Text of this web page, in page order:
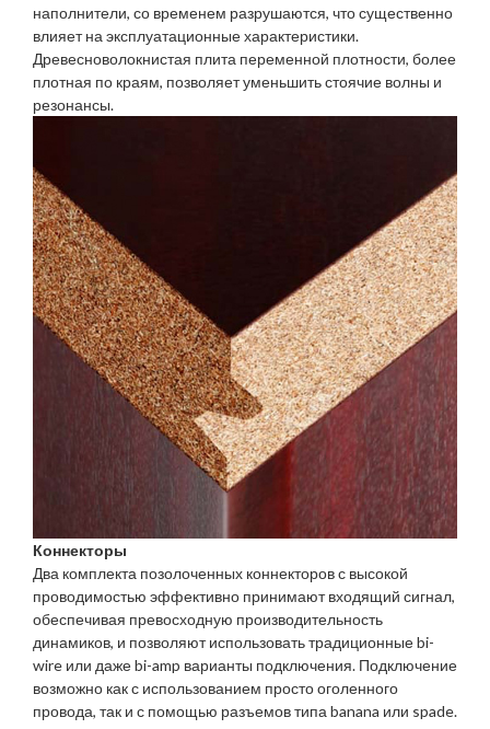
наполнители, со временем разрушаются, что существенно
влияет на эксплуатационные характеристики.
Древесноволокнистая плита переменной плотности, более
плотная по краям, позволяет уменьшить стоячие волны и
резонансы.
Коннекторы
Два комплекта позолоченных коннекторов с высокой
проводимостью эффективно принимают входящий сигнал,
обеспечивая превосходную производительность
динамиков, и позволяют использовать традиционные bi-
wire или даже bi-amp варианты подключения. Подключение
возможно как с использованием просто оголенного
провода, так и с помощью разъемов типа banana или spade.